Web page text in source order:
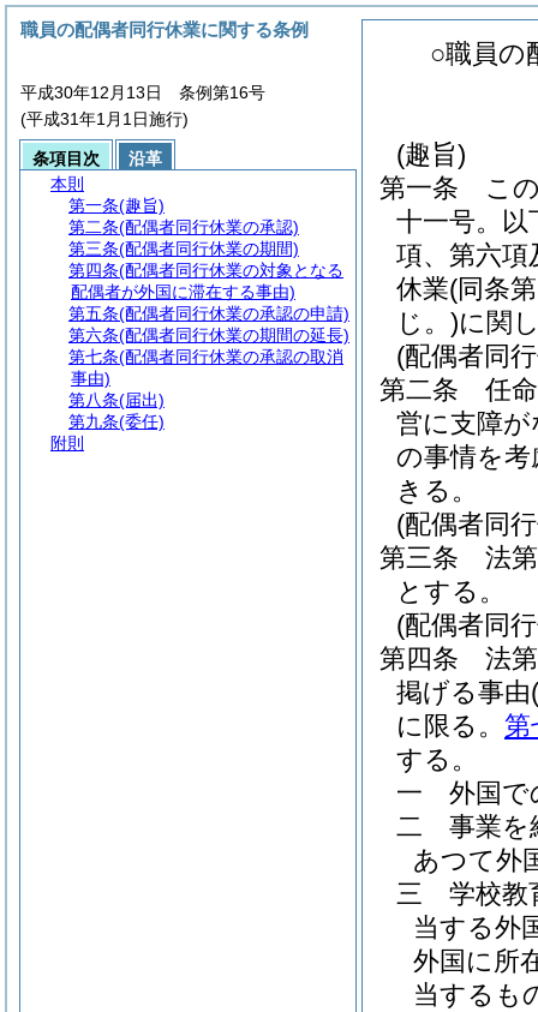
○職員の
(趣旨)
第一条
こ
十一号。以
項、第六項
休業(同条
じ。)に関
(配偶者同
第二条
任
営に支障
の事情を
きる。
(配偶者同
第三条
法
とする。
(配偶者同
第四条
法
掲げる事由
に限る。 第
する。
一
外国で
二
事業を
あつて外
三
学校教
当する外
外国に所
当するも
職員の配偶者同行休業に関する条例
平成30年12月13日 条例第16号
(平成31年1月1日施行)
条項目次
沿革
本則
第一条(趣旨)
第二条(配偶者同行休業の承認)
第三条(配偶者同行休業の期間)
第四条(配偶者同行休業の対象となる
配偶者が外国に滞在する事由)
第五条(配偶者同行休業の承認の申請)
第六条(配偶者同行休業の期間の延長)
第七条(配偶者同行休業の承認の取消
事由)
第八条(届出)
第九条(委任)
附則